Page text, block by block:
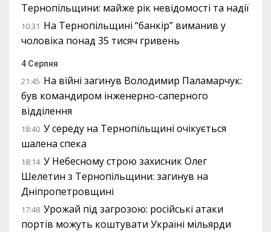
Тернопільщини: майже рік невідомості та надії
10:31 На Тернопільщині “банкір” виманив у
чоловіка понад 35 тисяч гривень
4 Серпня
21:45 На війні загинув Володимир Паламарчук:
був командиром інженерно-саперного
відділення
18:40 У середу на Тернопільщині очікується
шалена спека
18:14 У Небесному строю захисник Олег
Шелетин з Тернопільщини: загинув на
Дніпропетровщині
17:48 Урожай під загрозою: російські атаки
портів можуть коштувати Україні мільярди